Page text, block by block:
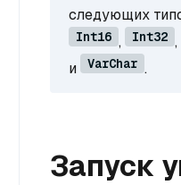
следующих
Int16 , Int32 ,
и VarChar .
Запуск